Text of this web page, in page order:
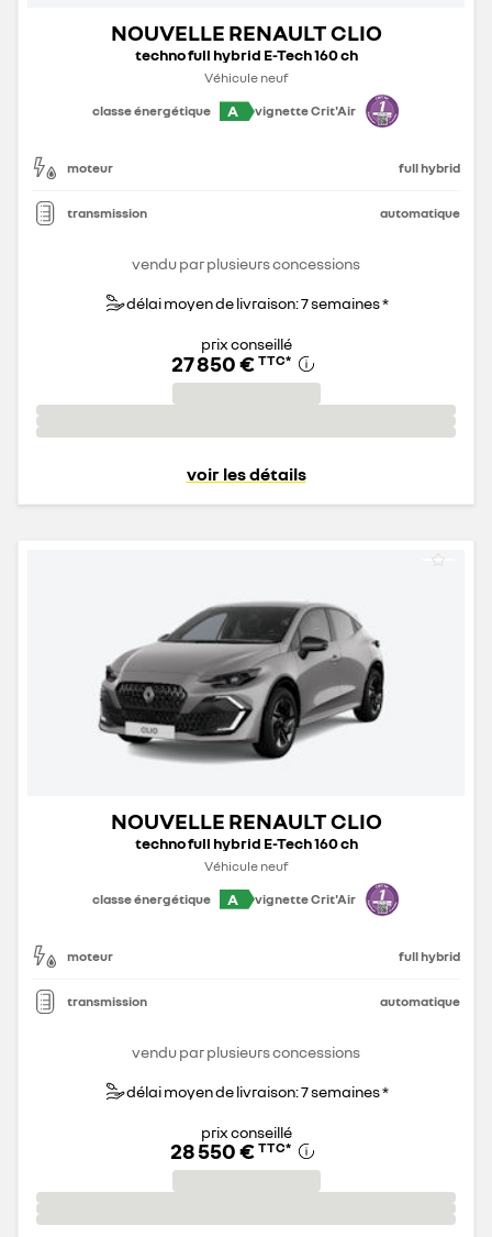
NOUVELLE RENAULT CLIO
techno full hybrid E-Tech 160 ch
Véhicule neuf
classe énergétique
A vignette Crit'Air
moteur full hybrid
transmission automatique
vendu par plusieurs concessions
délai moyen de livraison: 7 semaines *
prix conseillé
27 850 € TTC*
voir les détails
NOUVELLE RENAULT CLIO
techno full hybrid E-Tech 160 ch
Véhicule neuf
classe énergétique
A vignette Crit'Air
moteur full hybrid
transmission automatique
vendu par plusieurs concessions
délai moyen de livraison: 7 semaines *
prix conseillé
28 550 € TTC*